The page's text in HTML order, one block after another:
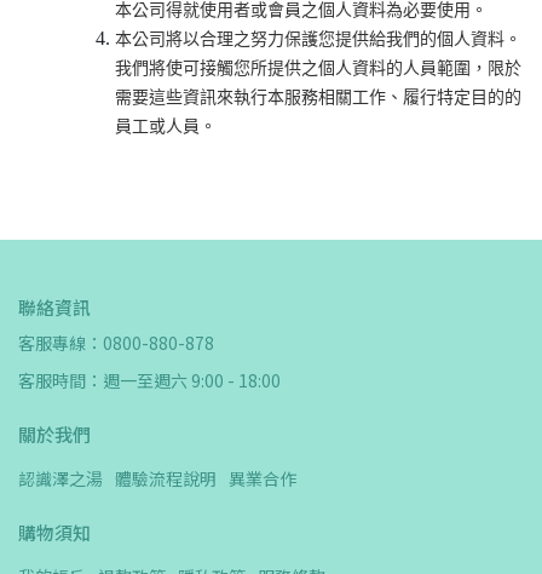
本公司得就使用者或會員之個人資料為必要使用。
本公司將以合理之努力保護您提供給我們的個人資料。
我們將使可接觸您所提供之個人資料的人員範圍，限於
需要這些資訊來執行本服務相關工作、履行特定目的的
員工或人員。
聯絡資訊
客服專線：0800-880-878
客服時間：週一至週六 9:00 - 18:00
關於我們
認識澤之湯 體驗流程說明 異業合作
購物須知